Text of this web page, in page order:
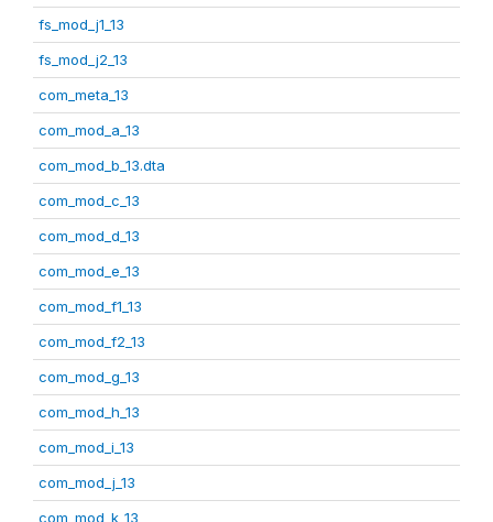
fs_mod_j1_13
fs_mod_j2_13
com_meta_13
com_mod_a_13
com_mod_b_13.dta
com_mod_c_13
com_mod_d_13
com_mod_e_13
com_mod_f1_13
com_mod_f2_13
com_mod_g_13
com_mod_h_13
com_mod_i_13
com_mod_j_13
com_mod_k_13